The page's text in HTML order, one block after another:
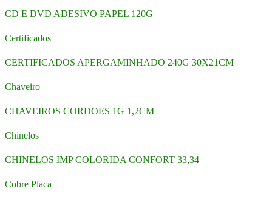
CD E DVD ADESIVO PAPEL 120G
Certificados
CERTIFICADOS APERGAMINHADO 240G 30X21CM
Chaveiro
CHAVEIROS CORDOES 1G 1,2CM
Chinelos
CHINELOS IMP COLORIDA CONFORT 33,34
Cobre Placa